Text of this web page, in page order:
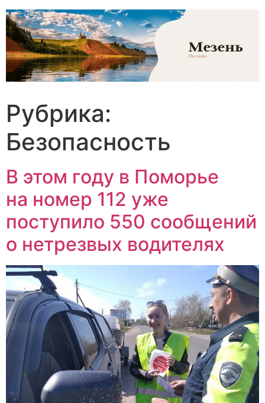
Перейти
содержимому
Рубрика:
Безопасность
В этом году в Поморье
на номер 112 уже
поступило 550 сообщений
о нетрезвых водителях